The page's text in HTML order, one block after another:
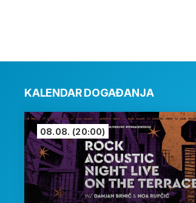
KALENDAR DOGAĐANJA
08.08. (20:00)